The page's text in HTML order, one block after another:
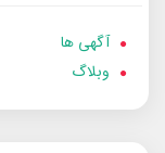
آگهی ها
وبلاگ